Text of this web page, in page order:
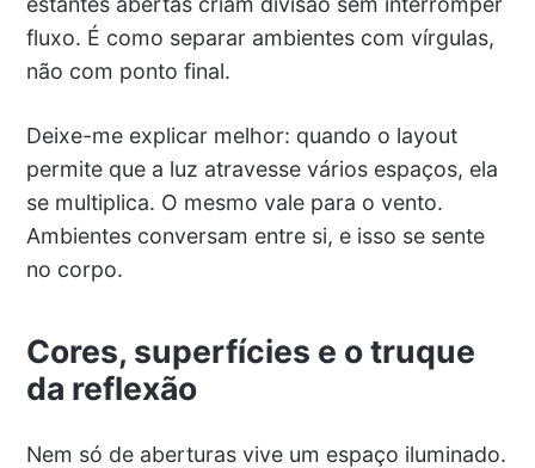
fluxo. É como separar ambientes com vírgulas,
não com ponto final.
Deixe-me explicar melhor: quando o layout
permite que a luz atravesse vários espaços, ela
se multiplica. O mesmo vale para o vento.
Ambientes conversam entre si, e isso se sente
no corpo.
Cores, superfícies e o truque
da reflexão
Nem só de aberturas vive um espaço iluminado.